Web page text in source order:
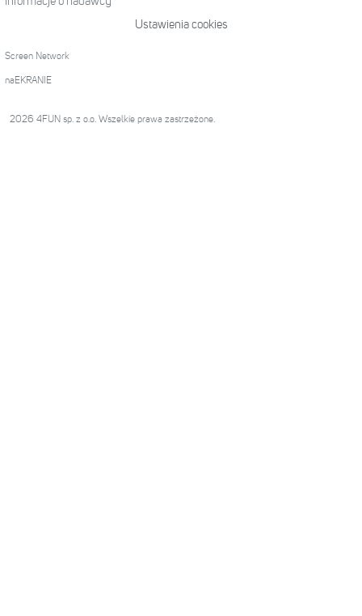
Ustawienia cookies
Screen Network
naEKRANIE
2026 4FUN sp. z o.o. Wszelkie prawa zastrzeżone.